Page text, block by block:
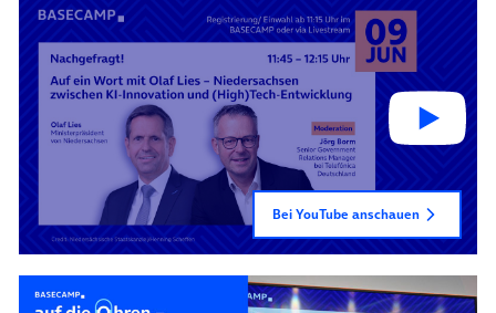
Bei YouTube anschauen